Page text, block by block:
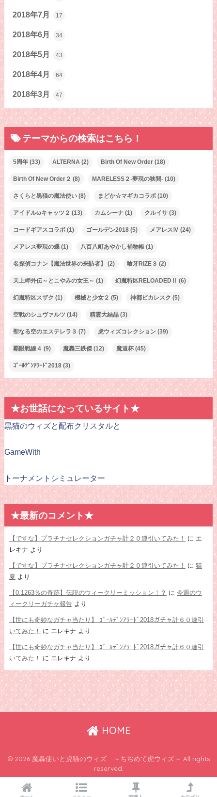
2018年7月 17
2018年6月 34
2018年5月 43
2018年4月 64
2018年3月 47
テーマからの検索はこちら！
5周年(33) ALTERNA(2) Birth Of New Order(18)
Birth Of New Order２ (8) MARELESS２-夢現の狭間-(10)
さくらと黒猫の魔法使い(8) まどか☆マギカコラボ(10)
アイドルωキャッツ２ (13) カムシーナ(1) クルイサ(3)
コードギアスコラボ(1) ゴールデン2018(5) メアレスⅣ (24)
メアレス夢現の蝶(1) 八百八町あやかし補物帳(1)
名探偵コナン【魔法世界の来訪者】 (2) 喰牙RIZE３ (2)
天上岬外伝～とこやみの女王～ (1) 幻魔特区RELOADEDⅡ (6)
幻魔特区スザク (1) 機械と少女２ (5) 神都ピカレスク (5)
空戦のシュヴァルツ (14) 精霊大結晶(3)
聖なる空のエステレラ３ (7) 虎ウィズコレクション(39)
覇眼戦線４ (9) 魔轟三鉄傑(12) 魔道杯(45)
ｺﾞｰﾙﾃﾞﾝｱﾜｰﾄﾞ2018(3)
★お世話になっているサイト★
黒猫のウィズと配布クリスタルと
GameWith
トーナメントシミュレーター
★最新のコメント★
【ですな】プラチナセレクションガチャ計２０連引いてみた！ に エ
レキナ より
【ですな】プラチナセレクションガチャ計２０連引いてみた！ に 猫
夏 より
【0.1263％の奇跡】伝説のウィークリーミッション！？ に 今週のウ
ィークリーガチャ報告より
【世にも奇妙なガチャ当たり】 ｺﾞｰﾙﾃﾞﾝｱﾜｰﾄﾞ2018ガチャ計６０連引
いてみた！
に エレキナ より
【世にも奇妙なガチャ当たり】 ｺﾞｰﾙﾃﾞﾝｱﾜｰﾄﾞ2018ガチャ計６０連引
いてみた！
に エレキナ より
HOME
© 2026 魔轟使いと虎猫のウィズ ～ちぢめて虎ウィズ～ All rights
reserved.